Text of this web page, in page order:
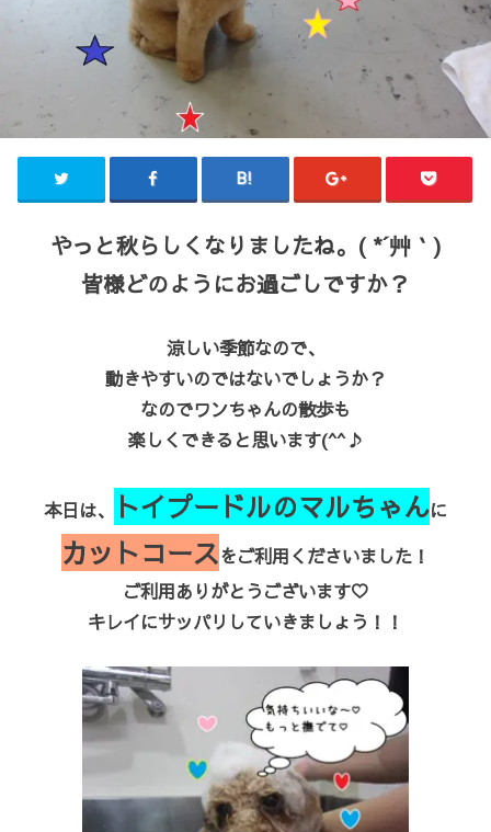
やっと秋らしくなりましたね。( *´艸｀)
皆様どのようにお過ごしですか？
涼しい季節なので、
動きやすいのではないでしょうか？
なのでワンちゃんの散歩も
楽しくできると思います(^^♪
本日は、 トイプードルのマルちゃんに
カットコースをご利用くださいました！
ご利用ありがとうございます♡
キレイにサッパリしていきましょう！！